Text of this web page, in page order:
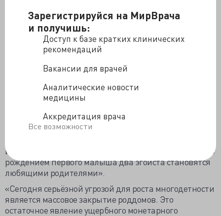
Зарегистрируйся на МирВрача
и получишь:
Доступ к базе кратких клинических
рекомендаций
Вакансии для врачей
Аналитические новости
медицины
Аккредитация врача
Все возможности
поддержка многодетных — это разные вещи. Нельзя
связывать помощь многодетным с критериями
нуждаемости. 60% многодетных имеют кредитные
долги, это явно не богатые люди. В более чем 40
от мер поддержки семей. Кроме того, введены
выше поддержка».
карьера, потому что с каждым ребенком мы получаем
"апгрейд", совершенствуемся. Пока на Земле есть
институт, который производит любовь, — это семья. С
рождением первого малыша два эгоиста становятся
любящими родителями».
«Сегодня серьёзной угрозой для роста многодетности
является массовое закрытие роддомов. Это
остаточное явление ущербного монетарного